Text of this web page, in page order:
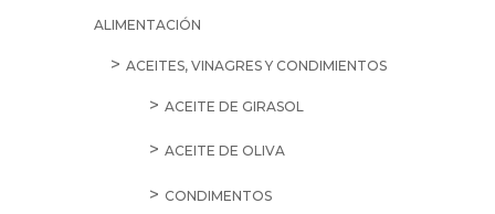
ALIMENTACIÓN
ACEITES, VINAGRES Y CONDIMIENTOS
ACEITE DE GIRASOL
ACEITE DE OLIVA
CONDIMENTOS